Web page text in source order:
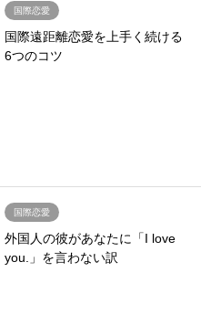
国際恋愛
国際遠距離恋愛を上手く続ける
6つのコツ
国際恋愛
外国人の彼があなたに「I love
you.」を言わない訳